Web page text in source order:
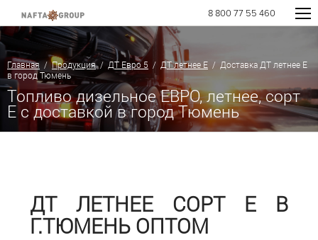
8 800 77 55 460
Главная /Продукция/ ДТ Евро 5 / ДТ летнее Е / Доставка ДТ летнее Е
в город Тюмень
Топливо дизельное ЕВРО, летнее, сорт
E с доставкой в город Тюмень
ДТ ЛЕТНЕЕ СОРТ Е В
Г.ТЮМЕНЬ ОПТОМ